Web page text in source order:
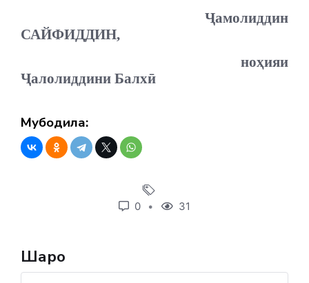
Ҷамолиддин
САЙФИДДИН,
ноҳияи
Ҷалолиддини Балхӣ
Мубодила:
0 31
Шарҳҳо